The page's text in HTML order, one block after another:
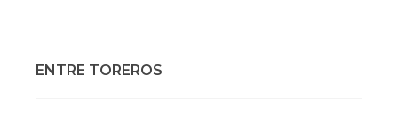
ENTRE TOREROS